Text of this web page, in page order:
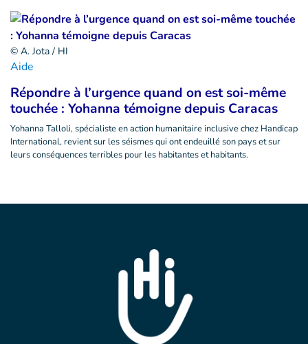
© A. Jota / HI
Aide
Répondre à l’urgence quand on est soi-même
touchée : Yohanna témoigne depuis Caracas
Yohanna Talloli, spécialiste en action humanitaire inclusive chez Handicap
International, revient sur les séismes qui ont endeuillé son pays et sur
leurs conséquences terribles pour les habitantes et habitants.